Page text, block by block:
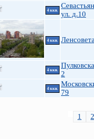
4 ккв.
ул. д.10
4 ккв.
4 ккв.
2
4 ккв.
79
1 2